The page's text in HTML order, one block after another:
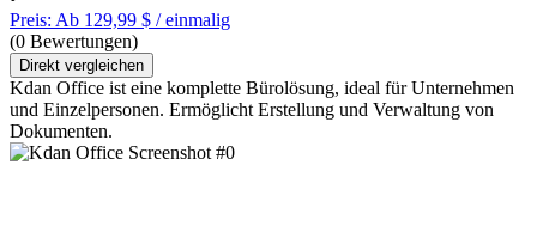
Preis: Ab 129,99 $ / einmalig
(0 Bewertungen)
Direkt vergleichen
Kdan Office ist eine komplette Bürolösung, ideal für Unternehmen
und Einzelpersonen. Ermöglicht Erstellung und Verwaltung von
Dokumenten.